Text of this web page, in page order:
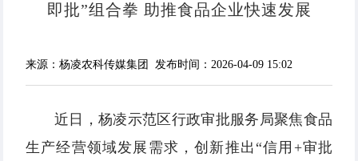
即批”组合拳 助推食品企业快速发展
来源：杨凌农科传媒集团 发布时间：2026-04-09 15:02
近日，杨凌示范区行政审批服务局聚焦食品
生产经营领域发展需求，创新推出“信用+审批